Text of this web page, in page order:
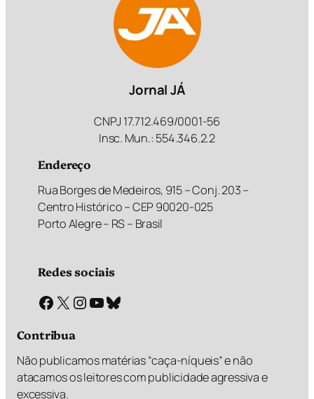
Jornal JÁ
CNPJ 17.712.469/0001-56
Insc. Mun.: 554.346.2.2
Endereço
Rua Borges de Medeiros, 915 – Conj. 203 –
Centro Histórico – CEP 90020-025
Porto Alegre – RS – Brasil
Redes sociais
Facebook X Instagram Youtube Bluesky
Contribua
Não publicamos matérias “caça-níqueis” e não
atacamos os leitores com publicidade agressiva e
excessiva.